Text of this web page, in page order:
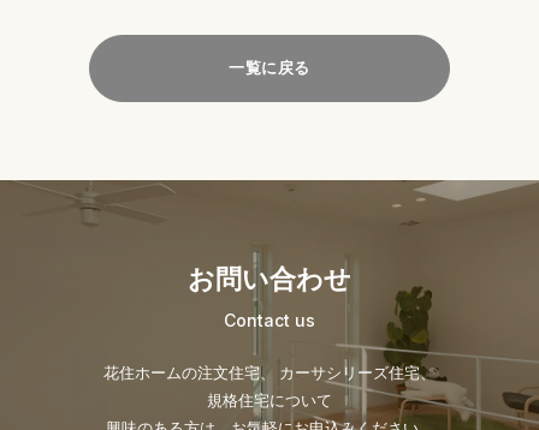
一覧に戻る
お問い合わせ
Contact us
花住ホームの注文住宅、 カーサシリーズ住宅、
規格住宅について